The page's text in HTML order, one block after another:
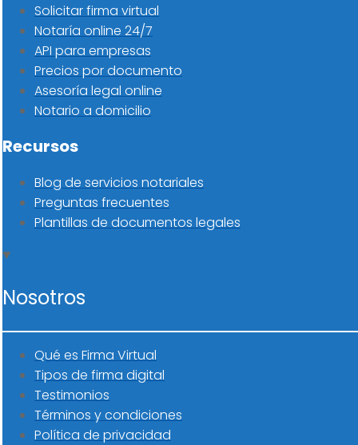
Solicitar firma virtual
Notaría online 24/7
API para empresas
Precios por documento
Asesoría legal online
Notario a domicilio
Recursos
Blog de servicios notariales
Preguntas frecuentes
Plantillas de documentos legales
Nosotros
Qué es Firma Virtual
Tipos de firma digital
Testimonios
Términos y condiciones
Política de privacidad